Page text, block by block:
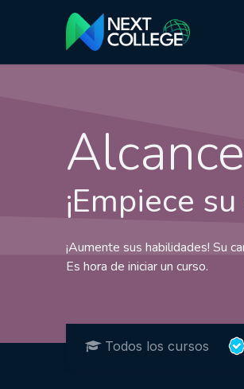
¡Empiece
¡Aumente sus habilidades! Su
Es hora de iniciar un curso.
Todos los cursos